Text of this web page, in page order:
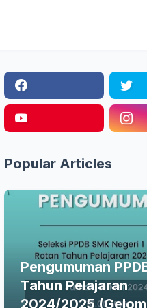
Popular Articles
Pengumuman
Tahun Pelajaran
2024/2025